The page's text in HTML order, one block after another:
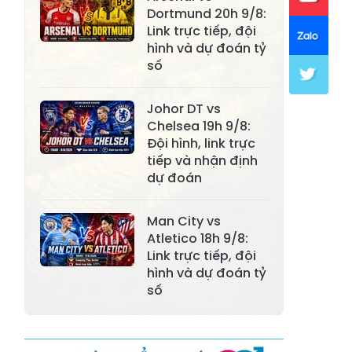
Xã Lục Yên
Xã Tân Lĩnh
Xã Khánh Hòa
Xã Phúc Lợi
Xã Yên Thành
Xã Thác Bà
Xã Yên Bình
Xã Bảo Ái
Xã Hưng
Khánh
Xã Lương
Thịnh
Xã Việt Hồng
Xã Quy Mông
Xã Cốc San
Xã Hợp Thành
Quang
Dortmund 20h 9/8:
Link trực tiếp, đội
hình và dự đoán tỷ
số
Johor DT vs
Chelsea 19h 9/8:
Đội hình, link trực
tiếp và nhận định
dự đoán
Man City vs
Atletico 18h 9/8:
Link trực tiếp, đội
hình và dự đoán tỷ
số